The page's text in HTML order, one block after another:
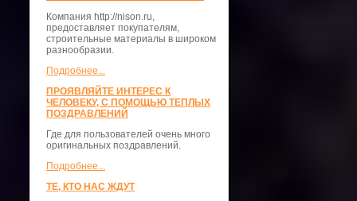
Компания http://nison.ru,
предоставляет покупателям,
строительные материалы в широком
разнообразии.
Подробнее...
ПРОЯВЛЯЙТЕ ИНТЕРЕС К
ЧЕЛОВЕКУ, С ПОМОЩЬЮ ТЕПЛЫХ
ПОЗДРАВЛЕНИЙ
Где для пользователей очень много
оригинальных поздравлений.
Подробнее...
ТЕ, КТО НАС ЖДУТ